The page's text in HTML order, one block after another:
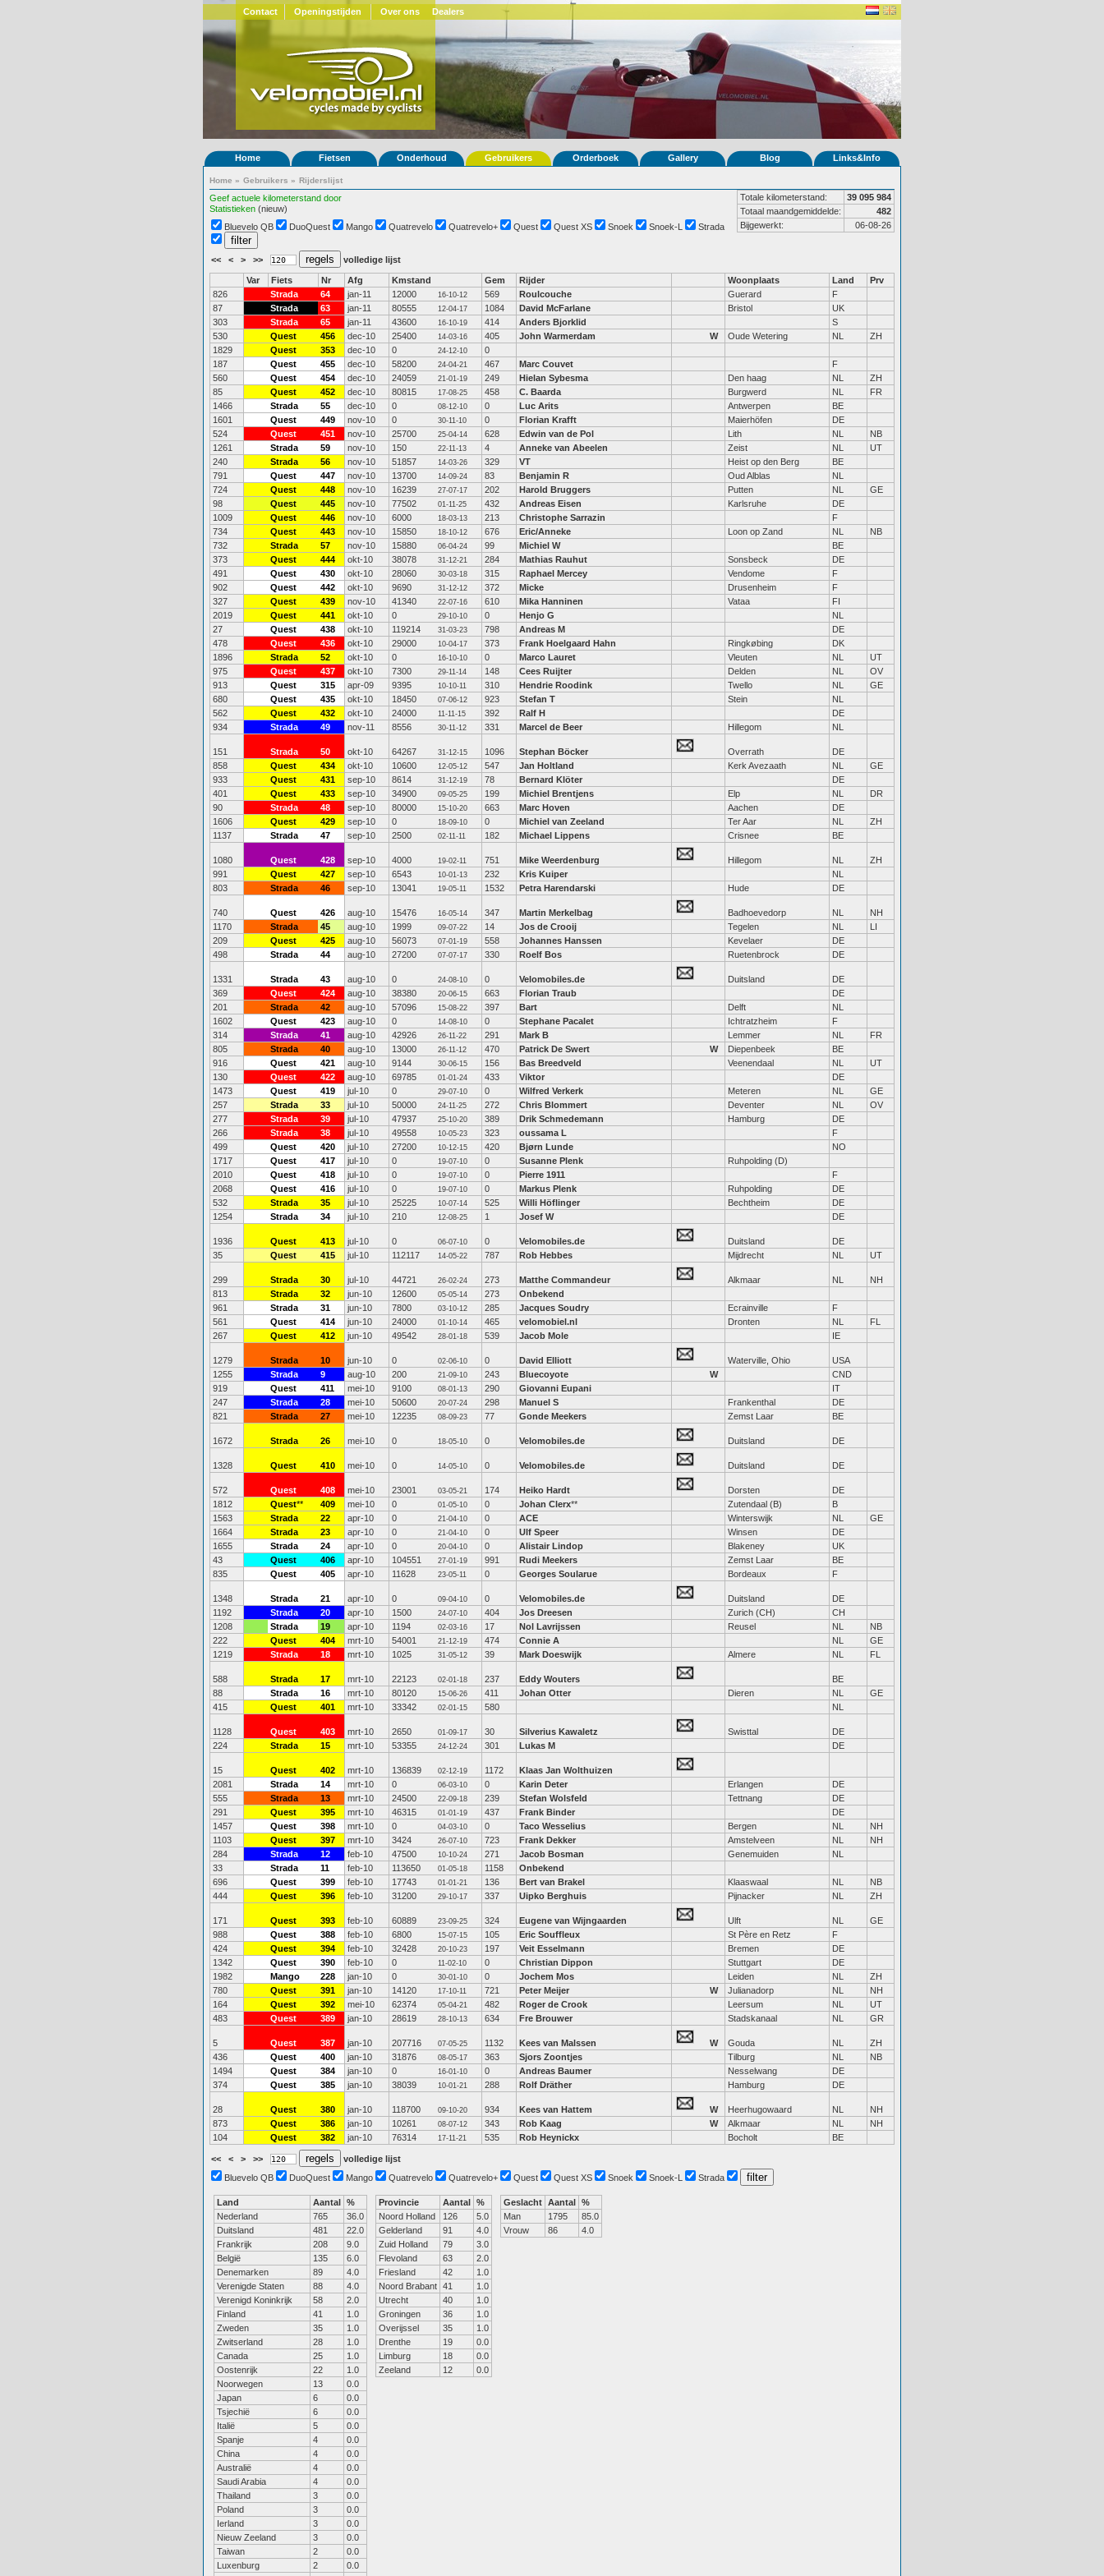
Contact Openingstijden Over ons Dealers
Home Fietsen Onderhoud Gebruikers Orderboek Gallery Blog Links&Info
Home » Gebruikers » Rijderslijst
Geef actuele kilometerstand door
Statistieken (nieuw)
Totale kilometerstand:
39 095 984
Totaal maandgemiddelde:
482
Bijgewerkt:
06-08-26
Bluevelo QB DuoQuest Mango Quatrevelo Quatrevelo+ Quest Quest XS Snoek Snoek-L Strada
<< < > >> volledige lijst
Var Fiets Nr Afg Kmstand Gem Rijder Woonplaats Land
Prv
826
Strada 64 jan-11 12000 16-10-12 569 Roulcouche Guerard
F
87
Strada 63 jan-11 80555 12-04-17 1084 David McFarlane Bristol
UK
303
Strada 65 jan-11 43600 16-10-19 414 Anders Bjorklid
S
530
Quest 456 dec-10 25400 14-03-16 405 John Warmerdam W Oude Wetering NL
ZH
1829
Quest 353 dec-10 0 24-12-10
0
187
Quest 455 dec-10 58200 24-04-21 467 Marc Couvet
F
560
Quest 454 dec-10 24059 21-01-19 249 Hielan Sybesma Den haag NL
ZH
85
Quest 452 dec-10 80815 17-08-25 458 C. Baarda Burgwerd NL
FR
1466
Strada 55 dec-10 0 08-12-10 0 Luc Arits Antwerpen
BE
1601
Quest 449 nov-10 0 30-11-10 0 Florian Krafft Maierhöfen
DE
524
Quest 451 nov-10 25700 25-04-14 628 Edwin van de Pol Lith NL
NB
1261
Strada 59 nov-10 150 22-11-13 4 Anneke van Abeelen Zeist NL
UT
240
Strada 56 nov-10 51857 14-03-26 329 VT Heist op den Berg
BE
791
Quest 447 nov-10 13700 14-09-24 83 Benjamin R Oud Alblas
NL
724
Quest 448 nov-10 16239 27-07-17 202 Harold Bruggers Putten NL
GE
98
Quest 445 nov-10 77502 01-11-25 432 Andreas Eisen Karlsruhe
DE
1009
Quest 446 nov-10 6000 18-03-13 213 Christophe Sarrazin
F
734
Quest 443 nov-10 15850 18-10-12 676 Eric/Anneke Loon op Zand NL
NB
732
Strada 57 nov-10 15880 06-04-24 99 Michiel W
BE
373
Quest 444 okt-10 38078 31-12-21 284 Mathias Rauhut Sonsbeck
DE
491
Quest 430 okt-10 28060 30-03-18 315 Raphael Mercey Vendome
F
902
Quest 442 okt-10 9690 31-12-12 372 Micke Drusenheim
F
327
Quest 439 nov-10 41340 22-07-16 610 Mika Hanninen Vataa
FI
2019
Quest 441 okt-10 0 29-10-10 0 Henjo G
NL
27
Quest 438 okt-10 119214 31-03-23 798 Andreas M
DE
478
Quest 436 okt-10 29000 10-04-17 373 Frank Hoelgaard Hahn Ringkøbing
DK
1896
Strada 52 okt-10 0 16-10-10 0 Marco Lauret Vleuten NL
UT
975
Quest 437 okt-10 7300 29-11-14 148 Cees Ruijter Delden NL
OV
913
Quest 315 apr-09 9395 10-10-11 310 Hendrie Roodink Twello NL
GE
680
Quest 435 okt-10 18450 07-06-12 923 Stefan T Stein
NL
562
Quest 432 okt-10 24000 11-11-15 392 Ralf H
DE
934
Strada 49 nov-11 8556 30-11-12 331 Marcel de Beer Hillegom NL
151 Strada 50 okt-10 64267 31-12-15 1096 Stephan Böcker Overrath
DE
858
Quest 434 okt-10 10600 12-05-12 547 Jan Holtland Kerk Avezaath NL
GE
933
Quest 431 sep-10 8614 31-12-19 78 Bernard Klöter
DE
401
Quest 433 sep-10 34900 09-05-25 199 Michiel Brentjens Elp NL
DR
90
Strada 48 sep-10 80000 15-10-20 663 Marc Hoven Aachen
DE
1606
Quest 429 sep-10 0 18-09-10 0 Michiel van Zeeland Ter Aar NL
ZH
1137
Strada 47 sep-10 2500 02-11-11 182 Michael Lippens Crisnee BE
1080 Quest 428 sep-10 4000 19-02-11 751 Mike Weerdenburg Hillegom NL
ZH
991
Quest 427 sep-10 6543 10-01-13 232 Kris Kuiper
NL
803
Strada 46 sep-10 13041 19-05-11 1532 Petra Harendarski Hude DE
740 Quest 426 aug-10 15476 16-05-14 347 Martin Merkelbag Badhoevedorp NL
NH
1170
Strada 45 aug-10 1999 09-07-22 14 Jos de Crooij Tegelen NL
LI
209
Quest 425 aug-10 56073 07-01-19 558 Johannes Hanssen Kevelaer
DE
498
Strada 44 aug-10 27200 07-07-17 330 Roelf Bos Ruetenbrock DE
1331 Strada 43 aug-10 0 24-08-10 0 Velomobiles.de Duitsland
DE
369
Quest 424 aug-10 38380 20-06-15 663 Florian Traub
DE
201
Strada 42 aug-10 57096 15-08-22 397 Bart Delft
NL
1602
Quest 423 aug-10 0 14-08-10 0 Stephane Pacalet Ichtratzheim
F
314
Strada 41 aug-10 42926 26-11-22 291 Mark B Lemmer NL
FR
805
Strada 40 aug-10 13000 26-11-12 470 Patrick De Swert W Diepenbeek
BE
916
Quest 421 aug-10 9144 30-06-15 156 Bas Breedveld Veenendaal NL
UT
130
Quest 422 aug-10 69785 01-01-24 433 Viktor
DE
1473
Quest 419 jul-10 0 29-07-10 0 Wilfred Verkerk Meteren NL
GE
257
Strada 33 jul-10 50000 24-11-25 272 Chris Blommert Deventer NL
OV
277
Strada 39 jul-10 47937 25-10-20 389 Drik Schmedemann Hamburg
DE
266
Strada 38 jul-10 49558 10-05-23 323 oussama L
F
499
Quest 420 jul-10 27200 10-12-15 420 Bjørn Lunde
NO
1717
Quest 417 jul-10 0 19-07-10 0 Susanne Plenk
Ruhpolding (D)
2010
Quest 418 jul-10 0 19-07-10 0 Pierre 1911
F
2068
Quest 416 jul-10 0 19-07-10 0 Markus Plenk Ruhpolding
DE
532
Strada 35 jul-10 25225 10-07-14 525 Willi Höflinger Bechtheim
DE
1254
Strada 34 jul-10 210 12-08-25 1 Josef W DE
1936 Quest 413 jul-10 0 06-07-10 0 Velomobiles.de Duitsland
DE
35
Quest 415 jul-10 112117 14-05-22 787 Rob Hebbes Mijdrecht NL UT
299 Strada 30 jul-10 44721 26-02-24 273 Matthe Commandeur Alkmaar NL
NH
813
Strada 32 jun-10 12600 05-05-14 273
Onbekend
961
Strada 31 jun-10 7800 03-10-12 285 Jacques Soudry Ecrainville
F
561
Quest 414 jun-10 24000 01-10-14 465 velomobiel.nl Dronten NL
FL
267
Quest 412 jun-10 49542 28-01-18 539 Jacob Mole IE
1279 Strada 10 jun-10 0 02-06-10 0 David Elliott Waterville, Ohio
USA
1255
Strada 9 aug-10 200 21-09-10 243 Bluecoyote W
CND
919
Quest 411 mei-10 9100 08-01-13 290 Giovanni Eupani
IT
247
Strada 28 mei-10 50600 20-07-24 298 Manuel S Frankenthal
DE
821
Strada 27 mei-10 12235 08-09-23 77 Gonde Meekers Zemst Laar BE
1672 Strada 26 mei-10 0 18-05-10 0 Velomobiles.de Duitsland DE
1328 Quest 410 mei-10 0 14-05-10 0 Velomobiles.de Duitsland DE
572 Quest 408 mei-10 23001 03-05-21 174 Heiko Hardt Dorsten
DE
1812
Quest** 409 mei-10 0 01-05-10 0 Johan Clerx** Zutendaal (B)
B
1563
Strada 22 apr-10 0 21-04-10 0 ACE Winterswijk NL
GE
1664
Strada 23 apr-10 0 21-04-10 0 Ulf Speer Winsen
DE
1655
Strada 24 apr-10 0 20-04-10 0 Alistair Lindop Blakeney
UK
43
Quest 406 apr-10 104551 27-01-19 991 Rudi Meekers Zemst Laar
BE
835
Quest 405 apr-10 11628 23-05-11 0 Georges Soularue Bordeaux F
1348 Strada 21 apr-10 0 09-04-10 0 Velomobiles.de Duitsland
DE
1192
Strada 20 apr-10 1500 24-07-10 404 Jos Dreesen Zurich (CH)
CH
1208
Strada 19 apr-10 1194 02-03-16 17 Nol Lavrijssen Reusel NL
NB
222
Quest 404 mrt-10 54001 21-12-19 474 Connie A NL
GE
1219
Strada 18 mrt-10 1025 31-05-12 39 Mark Doeswijk Almere NL FL
588 Strada 17 mrt-10 22123 02-01-18 237 Eddy Wouters
BE
88
Strada 16 mrt-10 80120 15-06-26 411 Johan Otter Dieren NL
GE
415
Quest 401 mrt-10 33342 02-01-15 580 NL
1128 Quest 403 mrt-10 2650 01-09-17 30 Silverius Kawaletz Swisttal
DE
224
Strada 15 mrt-10 53355 24-12-24 301 Lukas M DE
15 Quest 402 mrt-10 136839 02-12-19 1172
Klaas Jan Wolthuizen
2081
Strada 14 mrt-10 0 06-03-10 0 Karin Deter Erlangen
DE
555
Strada 13 mrt-10 24500 22-09-18 239 Stefan Wolsfeld Tettnang
DE
291
Quest 395 mrt-10 46315 01-01-19 437 Frank Binder
DE
1457
Quest 398 mrt-10 0 04-03-10 0 Taco Wesselius Bergen NL
NH
1103
Quest 397 mrt-10 3424 26-07-10 723 Frank Dekker Amstelveen NL
NH
284
Strada 12 feb-10 47500 10-10-24 271 Jacob Bosman Genemuiden
NL
33
Strada 11 feb-10 113650 01-05-18 1158
Onbekend
696
Quest 399 feb-10 17743 01-01-21 136 Bert van Brakel Klaaswaal NL
NB
444
Quest 396 feb-10 31200 29-10-17 337 Uipko Berghuis Pijnacker NL ZH
171 Quest 393 feb-10 60889 23-09-25 324 Eugene van Wijngaarden Ulft NL
GE
988
Quest 388 feb-10 6800 15-07-15 105 Eric Souffleux St Père en Retz
F
424
Quest 394 feb-10 32428 20-10-23 197 Veit Esselmann Bremen
DE
1342
Quest 390 feb-10 0 11-02-10 0 Christian Dippon Stuttgart
DE
1982
Mango 228 jan-10 0 30-01-10 0 Jochem Mos Leiden NL
ZH
780
Quest 391 jan-10 14120 17-10-11 721 Peter Meijer W Julianadorp NL
NH
164
Quest 392 mei-10 62374 05-04-21 482 Roger de Crook Leersum NL
UT
483
Quest 389 jan-10 28619 28-10-13 634 Fre Brouwer Stadskanaal NL GR
5 Quest 387 jan-10 207716 07-05-25 1132 Kees van Malssen W Gouda NL
ZH
436
Quest 400 jan-10 31876 08-05-17 363 Sjors Zoontjes Tilburg NL
NB
1494
Quest 384 jan-10 0 16-01-10 0 Andreas Baumer Nesselwang
DE
374
Quest 385 jan-10 38039 10-01-21 288 Rolf Dräther Hamburg DE
28 Quest 380 jan-10 118700 09-10-20 934 Kees van Hattem W Heerhugowaard NL
NH
873
Quest 386 jan-10 10261 08-07-12 343 Rob Kaag W Alkmaar NL
NH
104
Quest 382 jan-10 76314 17-11-21 535 Rob Heynickx Bocholt BE
<< < > >>
volledige lijst
Bluevelo QB
DuoQuest Mango Quatrevelo Quatrevelo+ Quest Quest XS Snoek Snoek-L Strada
Land Aantal %
Nederland
765
36.0
Duitsland
481
22.0
Frankrijk
208
9.0
België
135
6.0
Denemarken
89
4.0
Verenigde Staten
88
4.0
Verenigd Koninkrijk
58
2.0
Finland
41
1.0
Zweden
35
1.0
Zwitserland
28
1.0
Canada
25
1.0
Oostenrijk
22
1.0
Noorwegen
13
0.0
Japan
6
0.0
Tsjechië
6
0.0
Italië
5
0.0
Spanje
4
0.0
China
4
0.0
Australië
4
0.0
Saudi Arabia
4
0.0
Thailand
3
0.0
Poland
3
0.0
Ierland
3
0.0
Nieuw Zeeland
3
0.0
Taiwan
2
0.0
Luxenburg
2
0.0
Provincie Aantal %
Noord Holland
126
5.0
Gelderland
91
4.0
Zuid Holland
79
3.0
Flevoland
63
2.0
Friesland
42
1.0
Noord Brabant 41
1.0
Utrecht
40
1.0
Groningen
36
1.0
Overijssel
35
1.0
Drenthe
19
0.0
Limburg
18
0.0
Zeeland
12 0.0
Geslacht Aantal %
Man
1795
85.0
Vrouw
86 4.0